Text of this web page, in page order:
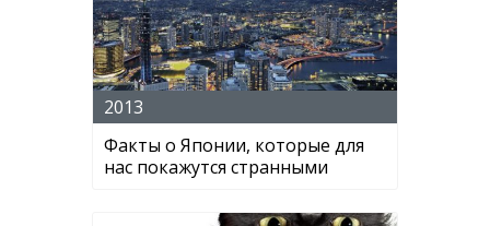
2013
Факты о Японии, которые для
нас покажутся странными